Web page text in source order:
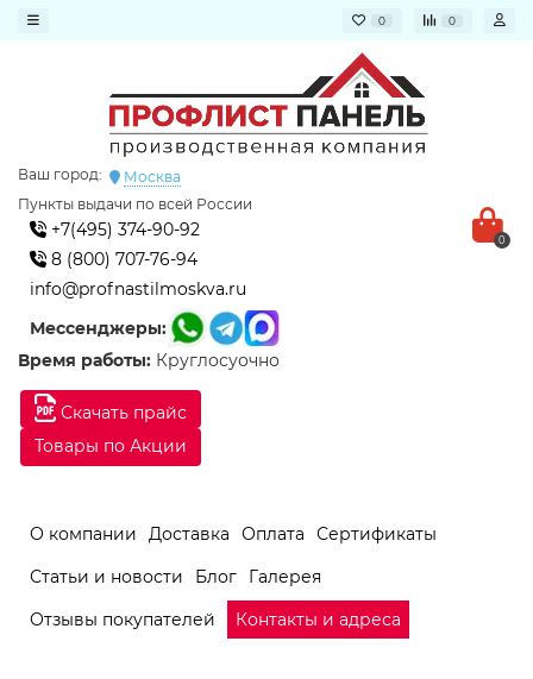
0 0
Скачать прайс
Товары по Акции
Ваш город:
Москва
Пункты выдачи по всей России
+7(495) 374-90-92
8 (800) 707-76-94
info@profnastilmoskva.ru
Мессенджеры:
Время работы: Круглосуочно
0
О компании Доставка Оплата
Сертификаты
Статьи и новости
Блог
Галерея
Отзывы покупателей
Контакты и адреса